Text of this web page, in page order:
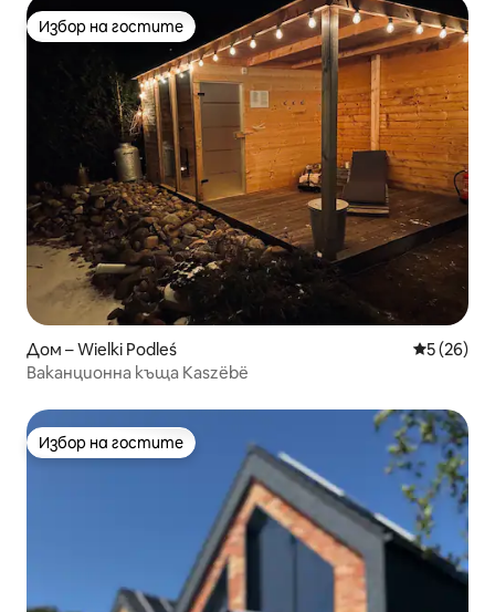
Избор на гостите
Избор на гостите
Дом – Wielki Podleś Средна
5 (26)
Ваканционна къща Kaszëbë
Избор на гостите
Избор на гостите